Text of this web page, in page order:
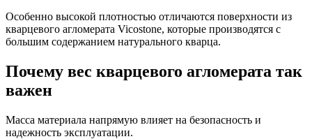
Особенно высокой плотностью отличаются поверхности из
кварцевого агломерата Vicostone, которые производятся с
большим содержанием натурального кварца.
Почему вес кварцевого агломерата так
важен
Масса материала напрямую влияет на безопасность и
надежность эксплуатации.